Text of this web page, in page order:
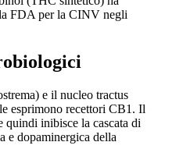
FDA per la CINV negli
e il nucleo tractus
esprimono recettori CB1. Il
inibisce la cascata di
e dopaminergica della